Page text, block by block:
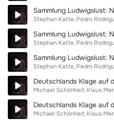
Sammlung Ludwigslust:
Stephan Katte Pedro
Sammlung Ludwigslust:
Stephan Katte Pedro
Sammlung Ludwigslust:
Stephan Katte Pedro
Michael Schönheit Klaus
Michael Schönheit Klaus